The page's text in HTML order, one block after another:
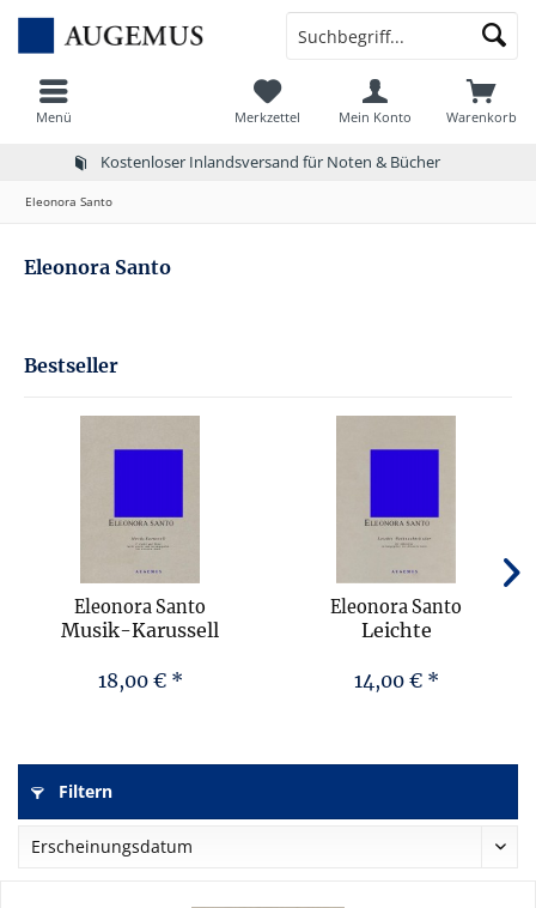
Kostenloser Inlandsversand für Noten & Bücher
Menü Warenkorb
Merkzettel Mein Konto
Eleonora Santo
Eleonora Santo
Bestseller
Eleonora Santo
Musik-Karussell
18,00 € *
Eleonora Santo
Leichte
14,00 € *
Filtern